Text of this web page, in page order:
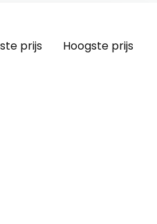
prijs Hoogste prijs